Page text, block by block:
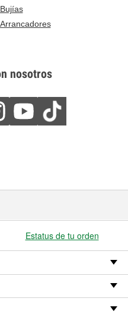
Bujías
Arrancadores
nosotros
Estatus de tu orden